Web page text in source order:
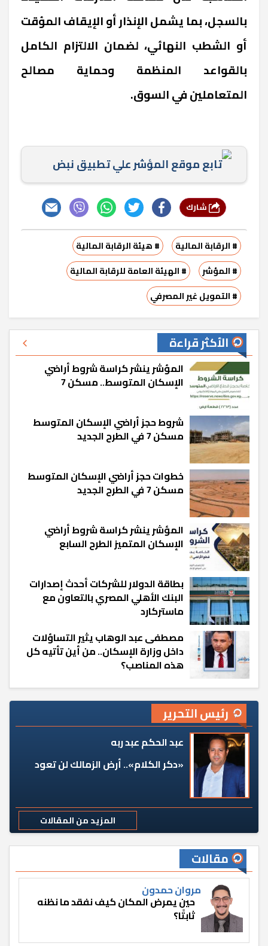
بالسجل، بما يشمل الإنذار أو الإيقاف المؤقت
أو الشطب النهائي، لضمان الالتزام الكامل
بالقواعد المنظمة وحماية مصالح
المتعاملين في السوق.
تابع موقع المؤشر علي تطبيق نبض
# الرقابة المالية
# هيئة الرقابة المالية
# المؤشر
# الهيئة العامة للرقابة المالية
# التمويل غير المصرفي
الأكثر قراءة
المؤشر ينشر كراسة شروط أراضي
الإسكان المتوسط.. مسكن 7
شروط حجز أراضي الإسكان المتوسط
مسكن 7 في الطرح الجديد
خطوات حجز أراضي الإسكان المتوسط
مسكن 7 في الطرح الجديد
المؤشر ينشر كراسة شروط أراضي
الإسكان المتميز الطرح السابع
بطاقة الدولار للشركات أحدث إصدارات
البنك الأهلي المصري بالتعاون مع
ماستركارد
مصطفى عبد الوهاب يثير التساؤلات
داخل وزارة الإسكان.. من أين تأتيه كل
هذه المناصب؟
رئيس التحرير
عبد الحكم عبد ربه
«دكر الكلام».. أرض الزمالك لن تعود
المزيد من المقالات
مقالات
مروان حمدون
حين يمرض المكان كيف نفقد ما نظنه
ثابتًا؟